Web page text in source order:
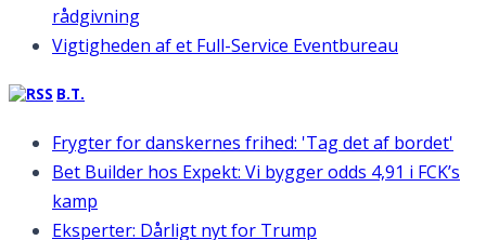
rådgivning
Vigtigheden af et Full-Service Eventbureau
B.T.
Frygter for danskernes frihed: 'Tag det af bordet'
Bet Builder hos Expekt: Vi bygger odds 4,91 i FCK’s
kamp
Eksperter: Dårligt nyt for Trump